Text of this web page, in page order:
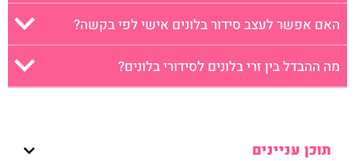
תוכן עניינים
האם אפשר לעצב סידור בלונים אישי לפי בקשה?
מה ההבדל בין זרי בלונים לסידורי בלונים?